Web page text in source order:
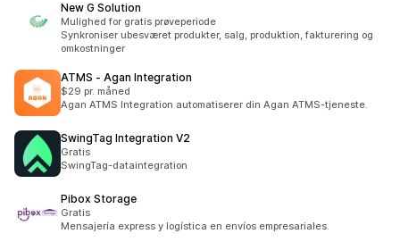
New G Solution
Mulighed for gratis prøveperiode
Synkroniser ubesværet produkter, salg, produktion, fakturering og
omkostninger
ATMS ‑ Agan Integration
$29 pr. måned
Agan ATMS Integration automatiserer din Agan ATMS-tjeneste.
SwingTag Integration V2
Gratis
SwingTag-dataintegration
Pibox Storage
Gratis
Mensajería express y logística en envíos empresariales.